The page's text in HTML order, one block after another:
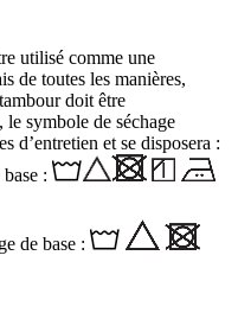
utilisé comme une
de toutes les manières,
doit être
symbole de séchage
d’entretien et se disposera :
:
de base :